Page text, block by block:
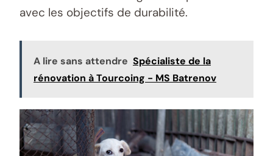
avec les objectifs de durabilité.
A lire sans attendre Spécialiste de la
rénovation à Tourcoing - MS Batrenov